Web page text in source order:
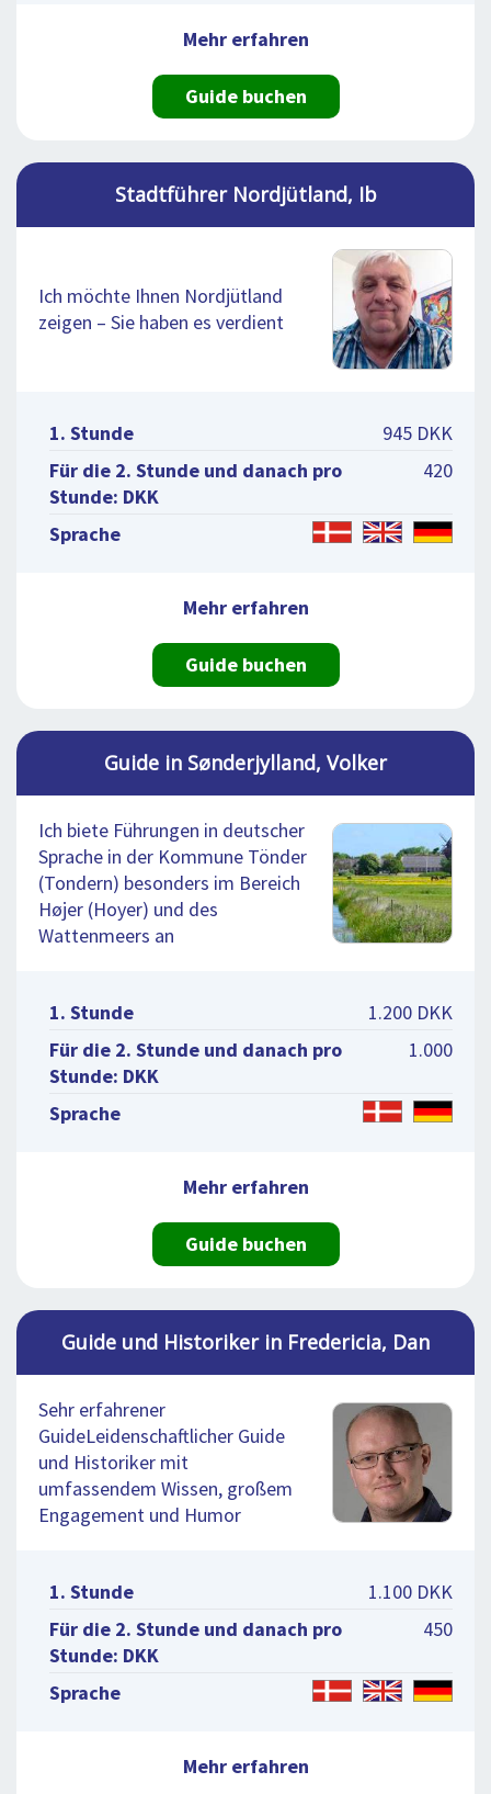
Mehr erfahren
Guide buchen
Stadtführer Nordjütland, Ib
Ich möchte Ihnen Nordjütland
zeigen – Sie haben es verdient
1. Stunde
945 DKK
Für die 2. Stunde und danach pro
Stunde: DKK
420
Sprache
Mehr erfahren
Guide buchen
Guide in Sønderjylland, Volker
Ich biete Führungen in deutscher
Sprache in der Kommune Tönder
(Tondern) besonders im Bereich
Højer (Hoyer) und des
Wattenmeers an
1. Stunde
1.200 DKK
Für die 2. Stunde und danach pro
Stunde: DKK
1.000
Sprache
Mehr erfahren
Guide buchen
Guide und Historiker in Fredericia, Dan
Sehr erfahrener
GuideLeidenschaftlicher Guide
und Historiker mit
umfassendem Wissen, großem
Engagement und Humor
1. Stunde
1.100 DKK
Für die 2. Stunde und danach pro
Stunde: DKK
450
Sprache
Mehr erfahren